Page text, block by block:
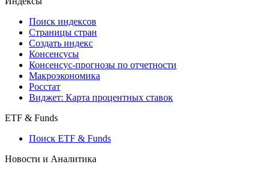
Поиск индексов
Страницы стран
Создать индекс
Консенсусы
Консенсус-прогнозы по отчетности
Макроэкономика
Росстат
Виджет: Карта процентных ставок
ETF & Funds
Поиск ETF & Funds
Новости и Аналитика